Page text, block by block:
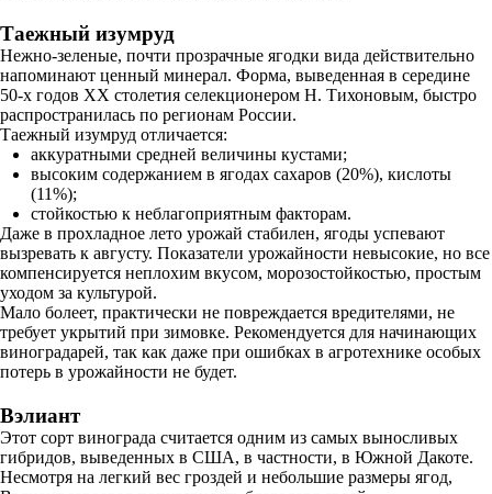
Таежный изумруд
Нежно-зеленые, почти прозрачные ягодки вида действительно
напоминают ценный минерал. Форма, выведенная в середине
50-х годов XX столетия селекционером Н. Тихоновым, быстро
распространилась по регионам России.
Таежный изумруд отличается:
аккуратными средней величины кустами;
высоким содержанием в ягодах сахаров (20%), кислоты
(11%);
стойкостью к неблагоприятным факторам.
Даже в прохладное лето урожай стабилен, ягоды успевают
вызревать к августу. Показатели урожайности невысокие, но все
компенсируется неплохим вкусом, морозостойкостью, простым
уходом за культурой.
Мало болеет, практически не повреждается вредителями, не
требует укрытий при зимовке. Рекомендуется для начинающих
виноградарей, так как даже при ошибках в агротехнике особых
потерь в урожайности не будет.
Вэлиант
Этот сорт винограда считается одним из самых выносливых
гибридов, выведенных в США, в частности, в Южной Дакоте.
Несмотря на легкий вес гроздей и небольшие размеры ягод,